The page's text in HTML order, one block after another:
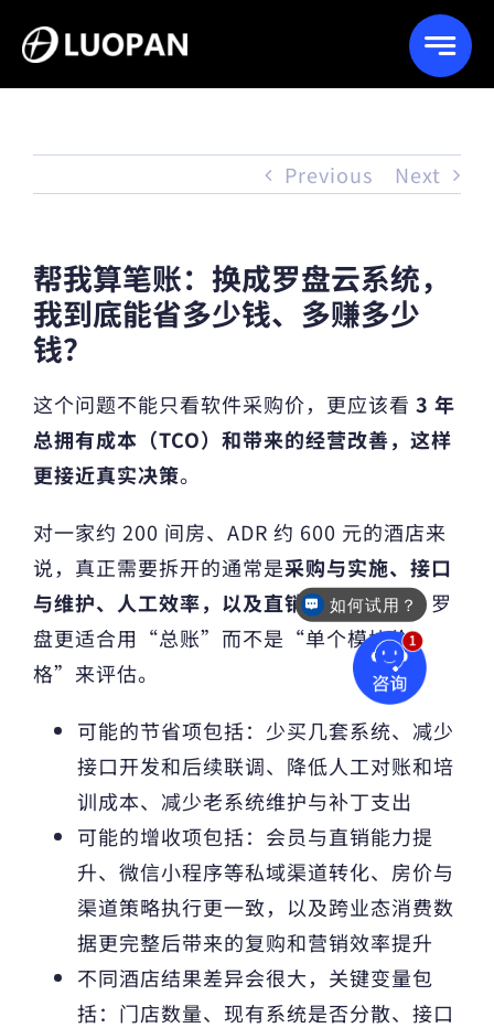
content
Previous Next
帮我算笔账：换成罗盘云系统，
我到底能省多少钱、多赚多少
钱？
这个问题不能只看软件采购价，更应该看 3 年
总拥有成本（TCO）和带来的经营改善，这样
更接近真实决策。
对一家约 200 间房、ADR 约 600 元的酒店来
说，真正需要拆开的通常是采购与实施、接口
与维护、人工效率，以及直销增长四部分。罗
盘更适合用“总账”而不是“单个模块价
格”来评估。
可能的节省项包括：少买几套系统、减少
接口开发和后续联调、降低人工对账和培
训成本、减少老系统维护与补丁支出
可能的增收项包括：会员与直销能力提
升、微信小程序等私域渠道转化、房价与
渠道策略执行更一致，以及跨业态消费数
据更完整后带来的复购和营销效率提升
不同酒店结果差异会很大，关键变量包
括：门店数量、现有系统是否分散、接口
如何试用？